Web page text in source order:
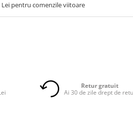
Lei pentru comenzile viitoare
Retur gratuit
Ai 30 de zile drept de